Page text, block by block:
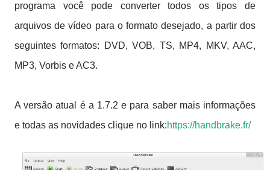
programa você
pode converter
todos os tipos de
arquivos de vídeo para o formato desejado, a partir dos
seguintes formatos: DVD, VOB, TS, MP4, MKV, AAC,
MP3, Vorbis e AC3.
A versão atual é a 1.7.2 e para saber mais informações
e todas as novidades clique no link:https://handbrake.fr/